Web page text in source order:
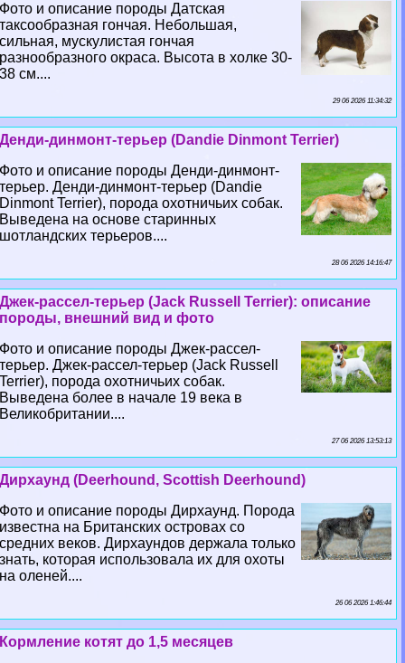
Фото и описание породы Датская
таксообразная гончая. Небольшая,
сильная, мускулистая гончая
разнообразного окраса. Высота в холке 30-
38 см....
29 06 2026 11:34:32
Денди-динмонт-терьер (Dandie Dinmont Terrier)
Фото и описание породы Денди-динмонт-
терьер. Денди-динмонт-терьер (Dandie
Dinmont Terrier), порода охотничьих собак.
Выведена на основе старинных
шотландских терьеров....
28 06 2026 14:16:47
Джек-рассел-терьер (Jack Russell Terrier): описание
породы, внешний вид и фото
Фото и описание породы Джек-рассел-
терьер. Джек-рассел-терьер (Jack Russell
Terrier), порода охотничьих собак.
Выведена более в начале 19 века в
Великобритании....
27 06 2026 13:53:13
Дирхаунд (Deerhound, Scottish Deerhound)
Фото и описание породы Дирхаунд. Порода
известна на Британских островах со
средних веков. Дирхаундов держала только
знать, которая использовала их для охоты
на оленей....
26 06 2026 1:46:44
Кормление котят до 1,5 месяцев